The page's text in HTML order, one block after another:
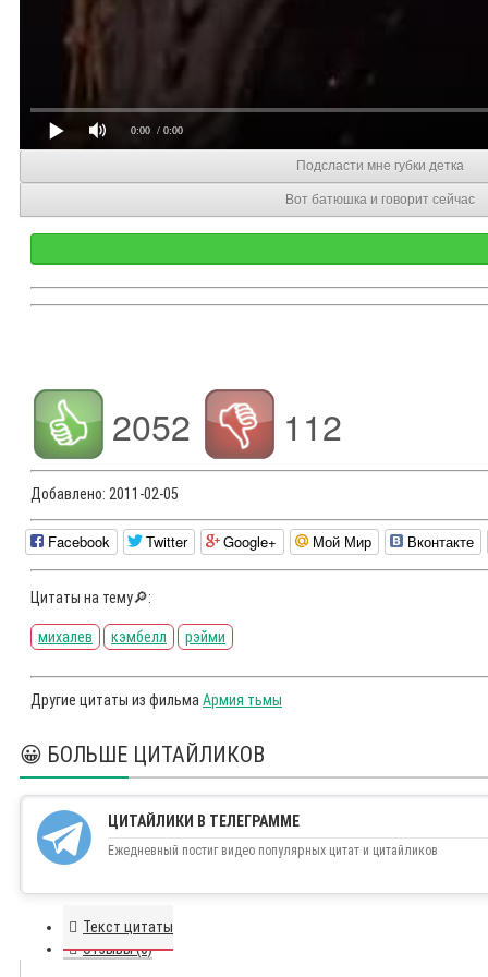
0:00 / 0:00
Подсласти мне губки детка
Вот батюшка и говорит сейчас
2052 112
Добавлено: 2011-02-05
Facebook Twitter Google+ Мой Мир Вконтакте
Цитаты на тему🔎:
михалев кэмбелл рэйми
Другие цитаты из фильма Армия тьмы
😀 БОЛЬШЕ ЦИТАЙЛИКОВ
ЦИТАЙЛИКИ В ТЕЛЕГРАММЕ
Ежедневный постиг видео популярных цитат и цитайликов
Текст цитаты
Отзывы (0)